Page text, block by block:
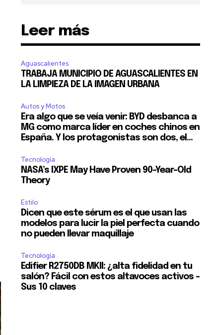
Leer más
Aguascalientes
TRABAJA MUNICIPIO DE AGUASCALIENTES EN
LA LIMPIEZA DE LA IMAGEN URBANA
Autos y Motos
Era algo que se veía venir: BYD desbanca a
MG como marca líder en coches chinos en
España. Y los protagonistas son dos, el...
Tecnología
NASA’s IXPE May Have Proven 90-Year-Old
Theory
Estilo
Dicen que este sérum es el que usan las
modelos para lucir la piel perfecta cuando
no pueden llevar maquillaje
Tecnología
Edifier R2750DB MKII: ¿alta fidelidad en tu
salón? Fácil con estos altavoces activos –
Sus 10 claves